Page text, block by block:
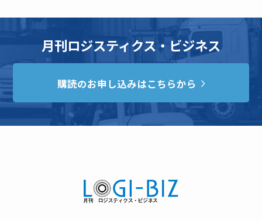
月刊ロジスティクス・ビジネス
購読のお申し込みはこちらから